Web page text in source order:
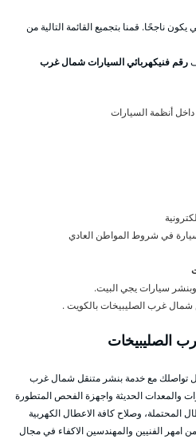
ناجحًا. قمنا بتجميع القائمة التالية من
رقم فنيكهربائي السيارات شمال غرب
أنظمة السيارات
في شروط المواطن العادي
سيارات يجي البيت.
غرب الصليبيخات بالكويت .
الصليبيخات
تواصلك مع خدمة بنشر متنقل شمال غرب
والمعدات الحديثة واجهزة الفحص المتطورة
المحتملة، وصلاح كافة الاعطال الكهربية
امهر الفنيين والمهندسين الاكفاء في مجال